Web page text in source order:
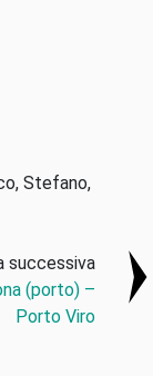
Stefano,
successiva
(porto) –
Porto Viro